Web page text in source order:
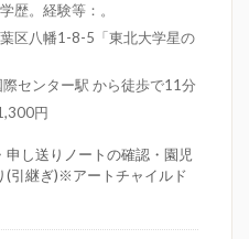
歴。経験等：。
区八幡1-8-5「東北大学星の
センター駅 から徒歩で11分
円
申し送りノートの確認・園児
(引継ぎ)※アートチャイルド